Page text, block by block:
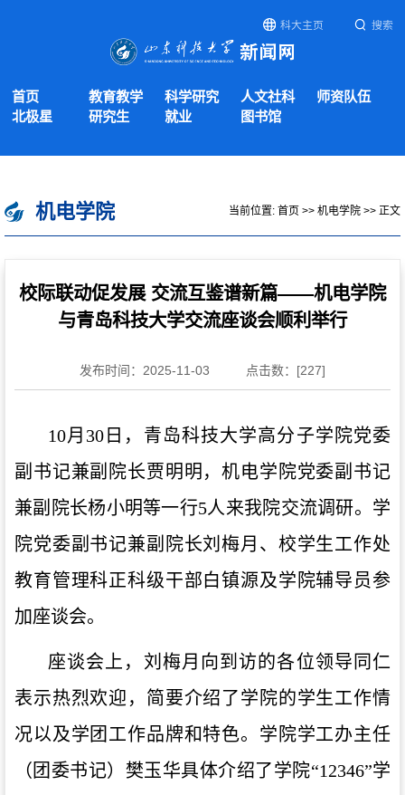
科大主页 搜索
首页 教育教学 科学研究 人文社科
师资队伍
北极星
研究生 就业 图书馆
机电学院 当前位置: 首页 >> 机电学院 >> 正文
校际联动促发展 交流互鉴谱新篇——机电学院
与青岛科技大学交流座谈会顺利举行
发布时间：2025-11-03 点击数：[227]
10月 30 日， 青岛科技大学高分子学院党委
副书记兼副院长贾明明，机电学院党委副书记
兼副院长杨小明等一行5人来我院交流调研。 学
院党委副 书记兼副院长刘梅月 、 校学生工作处
教育管理科正科级干部白镇源及学院辅导员参
加座谈会。
座谈会上，刘梅月向到访的各位领导同仁
表示热烈欢迎，简要介绍了学院的学生工作情
况以及学团工作品牌和特色。学院学工办主任
（团委书记）樊玉华具体介绍了学院“12346”学